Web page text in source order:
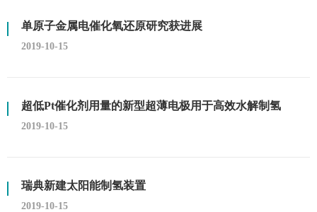
单原子金属电催化氧还原研究获进展
2019-10-15
超低Pt催化剂用量的新型超薄电极用于高效水解制氢
2019-10-15
瑞典新建太阳能制氢装置
2019-10-15